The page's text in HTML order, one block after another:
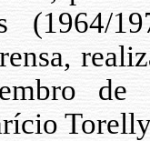
(1964/